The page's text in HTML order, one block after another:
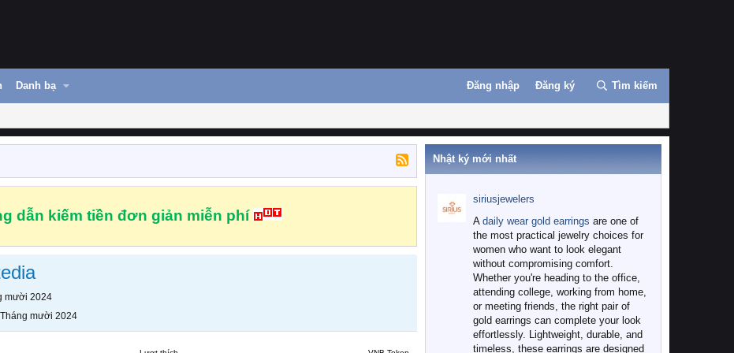
Danh bạ Đăng nhập Đăng ký Tìm kiếm
dẫn kiếm tiền đơn giản miễn phí
mười 2024
mười 2024
Nhật ký mới nhất
siriusjewelers
A daily wear gold earrings are one of
the most practical jewelry choices for
women who want to look elegant
without compromising comfort.
Whether you're heading to the office,
attending college, working from home,
or meeting friends, the right pair of
gold earrings can complete your look
effortlessly. Lightweight, durable, and
timeless, these earrings are designed